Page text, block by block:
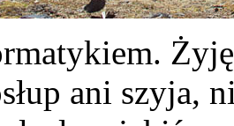
ani szyja,